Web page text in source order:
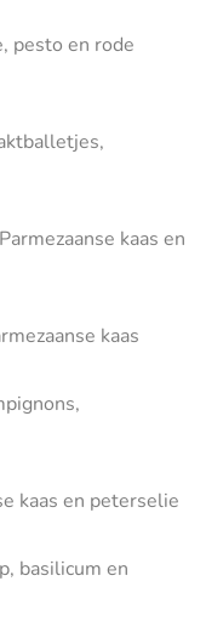
pesto en rode
kaas en
kaas
kaas en peterselie
basilicum en